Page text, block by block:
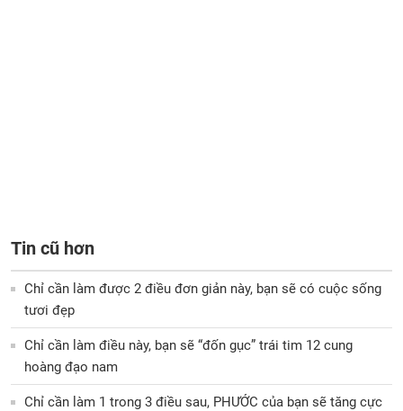
Tin cũ hơn
Chỉ cần làm được 2 điều đơn giản này, bạn sẽ có cuộc sống
tươi đẹp
Chỉ cần làm điều này, bạn sẽ “đốn gục” trái tim 12 cung
hoàng đạo nam
Chỉ cần làm 1 trong 3 điều sau, PHƯỚC của bạn sẽ tăng cực